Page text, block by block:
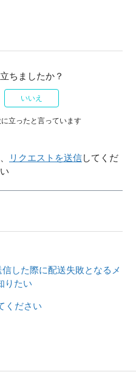
ちましたか？
いいえ
立ったと言っています
リクエストを送信してくだ
した際に配送失敗となるメ
りたい
ください